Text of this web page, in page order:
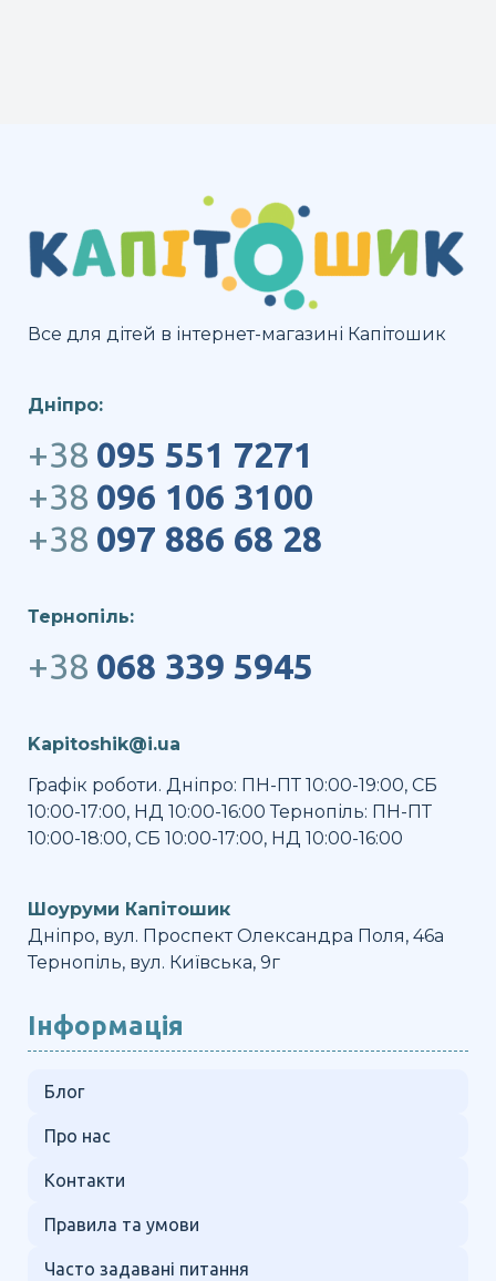
Все для дітей в інтернет-магазині Капітошик
Дніпро:
+38 095 551 7271
+38 096 106 3100
+38 097 886 68 28
Тернопіль:
+38 068 339 5945
Kapitoshik@i.ua
Графік роботи. Дніпро: ПН-ПТ 10:00-19:00, СБ
10:00-17:00, НД 10:00-16:00 Тернопіль: ПН-ПТ
10:00-18:00, СБ 10:00-17:00, НД 10:00-16:00
Шоуруми Капітошик
Дніпро, вул. Проспект Олександра Поля, 46а
Тернопіль, вул. Київська, 9г
Інформація
Блог
Про нас
Контакти
Правила та умови
Часто задавані питання